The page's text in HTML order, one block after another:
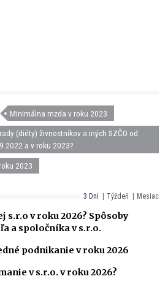
Minimálna mzda v roku 2023
(diéty) živnostníkov a iných SZČO od
a v roku 2023?
2023
3 Dni Týždeň Mesiac
s.r.o v roku 2026? Spôsoby
a spoločníka v s.r.o.
podnikanie v roku 2026
v s.r.o. v roku 2026?